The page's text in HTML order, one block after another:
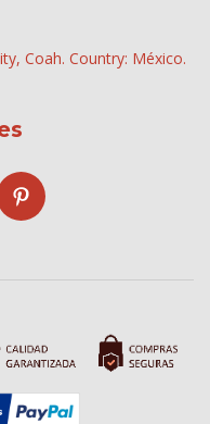
Coah. Country: México.